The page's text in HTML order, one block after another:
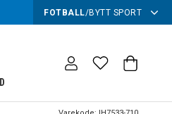
FOTBALL/BYTT SPORT